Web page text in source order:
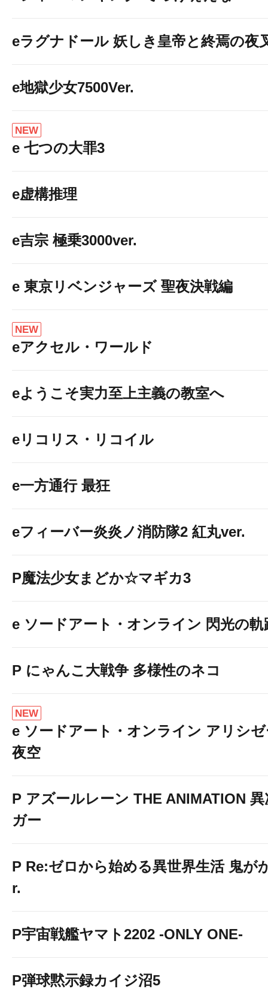
eラグナドール 妖しき皇帝と終焉の夜
e地獄少女7500Ver.
NEW
e 七つの大罪3
e虚構推理
e吉宗 極乗3000ver.
e 東京リベンジャーズ 聖夜決戦編
NEW
eアクセル・ワールド
eようこそ実力至上主義の教室へ
eリコリス・リコイル
e一方通行 最狂
eフィーバー炎炎ノ消防隊2 紅丸ver.
P魔法少女まどか☆マギカ3
e ソードアート・オンライン 閃光の軌
P にゃんこ大戦争 多様性のネコ
NEW
e ソードアート・オンライン アリシ
夜空
P アズールレーン THE ANIMATION
ガー
P Re:ゼロから始める異世界生活 鬼が
r.
P宇宙戦艦ヤマト2202 -ONLY ONE-
P弾球黙示録カイジ沼5